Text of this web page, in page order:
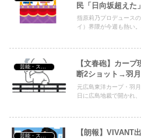
民「日向坂超えた
指原莉乃プロデュース
イ）界隈が今週も熱い
【文春砲】カー
断2ショット→羽
元広島東洋カープ・羽
日に広島地裁で開かれ
【朗報】VIVANT